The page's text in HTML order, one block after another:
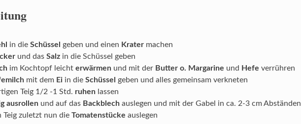
in die Schüssel geben und einen Kratermachen
und das Salzin die Schüssel geben
im Kochtopf leicht erwärmenund mit der Butter o. Margarine und Hefe verrühren
mit dem Eiin die Schüssel geben und alles gemeinsam verkneten
Teig 1/2 -1 Std. ruhenlassen
ausrollenund auf das Backblechauslegen und mit der Gabel in ca. 2-3 cm Abständen
Teig zuletzt nun die Tomatenstücke auslegen